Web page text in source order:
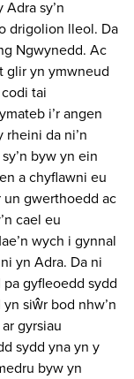
sy’n
drigolion lleol. Da
Ngwynedd. Ac
glir yn ymwneud
tai
i’r angen
da ni’n
byw yn ein
a chyflawni eu
un gwerthoedd ac
cael eu
wych i gynnal
yn Adra. Da ni
gyfleoedd sydd
siŵr bod nhw’n
gyrsiau
sydd yna yn y
byw yn